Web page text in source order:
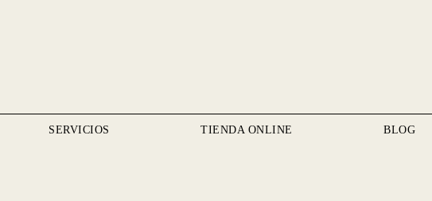
SERVICIOS TIENDA ONLINE BLOG